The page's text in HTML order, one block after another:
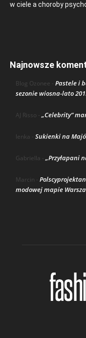
w ciele a choroby
Najnowsze
Blog Ozonee - Pastele i
sezonie wiosna-lato
AJ Risso - „Celebrity”
lenka - Sukienki na
Gabriella - „Przyłapani
Marcin -
modowej mapie